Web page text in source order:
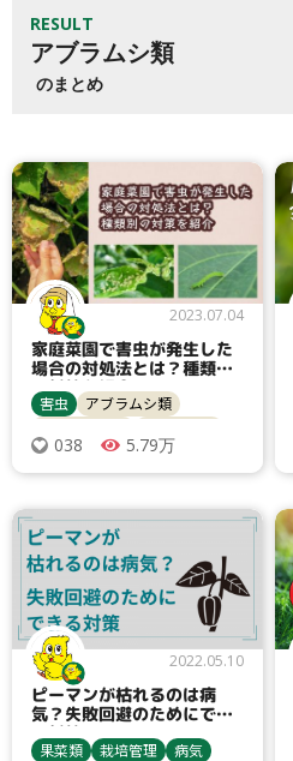
RESULT
アブラムシ類
のまとめ
2023.07.04
家庭菜園で害虫が発生した
場合の対処法とは？種類別
の対策を紹介
害虫
アブラムシ類
ハムシ類
038 5.79万
2022.05.10
ピーマンが枯れるのは病
気？失敗回避のためにでき
る対策とは
果菜類 栽培管理
病気